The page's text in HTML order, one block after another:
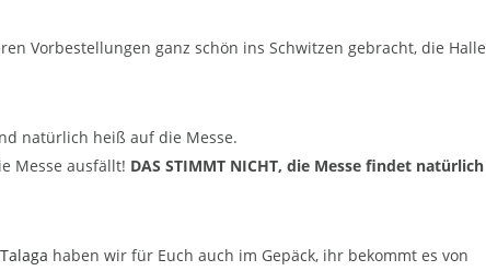
Vorbestellungen ganz schön ins Schwitzen gebracht, die Halle
natürlich heiß auf die Messe.
Messe ausfällt! DAS STIMMT NICHT, die Messe findet natürlich
haben wir für Euch auch im Gepäck, ihr bekommt es von